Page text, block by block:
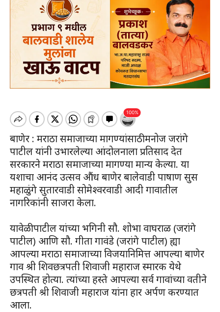
बाणेर : मराठा समाजाच्या मागण्यांसाठी मनोज जरांगे
पाटील यांनी उभारलेल्या आंदोलनाला प्रतिसाद देत
सरकारने मराठा समाजाच्या मागण्या मान्य केल्या. या
यशाचा आनंद उत्सव औंध बाणेर बालेवाडी पाषाण सुस
महाळुंगे सुतारवाडी सोमेश्वरवाडी आदी गावातील
नागरिकांनी साजरा केला.
यावेळी पाटील यांच्या भगिनी सौ. शोभा वाघराळ (जरांगे
पाटील) आणि सौ. गीता गावंडे (जरांगे पाटील) ह्या
आपल्या मराठा समाजाच्या विजयानिमित्त आपल्या बाणेर
गाव श्री शिवछत्रपती शिवाजी महाराज स्मारक येथे
उपस्थित होत्या. त्यांच्या हस्ते आपल्या सर्व गावांच्या वतीने
छत्रपती श्री शिवाजी महाराज यांना हार अर्पण करण्यात
आला.